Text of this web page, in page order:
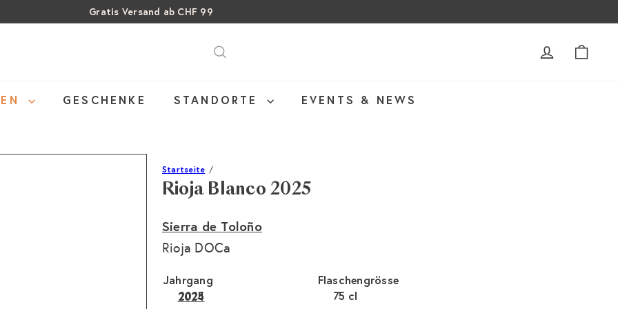
Pause
Über 15% Rabatt auf Sommer Weine
SALE: Bis zu 40% auf letzte Flaschen
ACCOUNT
GESCHENKE STANDORTE EVENTS & NEWS
Startseite
Rioja Blanco 2025
Sierra de Toloño
Rioja DOCa
Flaschengrösse
75 cl
Jahrgang
2025
2024